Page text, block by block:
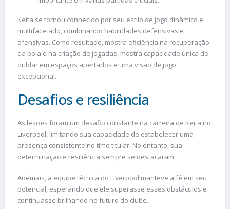
Keita se tornou conhecido por seu estilo de jogo dinâmico e
multifacetado, combinando habilidades defensivas e
ofensivas. Como resultado, mostra eficiência na recuperação
da bola e na criação de jogadas, mostra capacidade única de
driblar em espaços apertados e uma visão de jogo
excepcional.
Desafios e resiliência
As lesões foram um desafio constante na carreira de Keita no
Liverpool, limitando sua capacidade de estabelecer uma
presença consistente no time titular. No entanto, sua
determinação e resiliência sempre se destacaram.
Ademais, a equipe técnica do Liverpool manteve a fé em seu
potencial, esperando que ele superasse esses obstáculos e
continuasse brilhando no futuro do clube.